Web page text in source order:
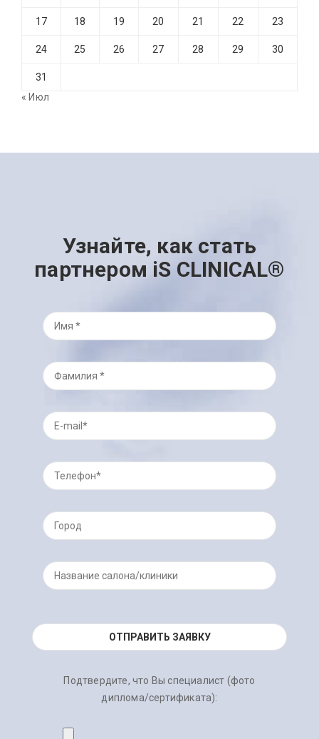
17 18 19 20 21 22 23
24 25 26 27 28 29 30
31
« Июл
Узнайте, как стать
партнером iS CLINICAL®
Подтвердите, что Вы специалист (фото
диплома/сертификата):